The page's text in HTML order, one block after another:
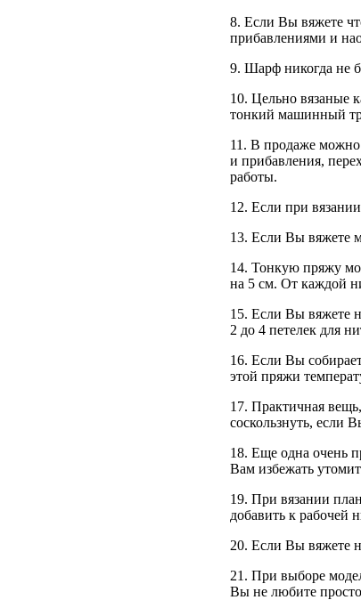
8. Если Вы вяжете
прибавлениями и
9. Шарф никогда не
10. Цельно вязаные
тонкий машинный
11. В продаже можно
и прибавления,
работы.
12. Если при
13. Если Вы вяжете
14. Тонкую пряжу
на 5 см. От каждой
15. Если Вы вяжете
2 до 4 петелек для
16. Если Вы
этой пряжи
17. Практичная
соскользнуть, если
18. Еще одна очень
Вам избежать
19. При вязании
добавить к рабочей
20. Если Вы вяжете
21. При выборе
Вы не любите